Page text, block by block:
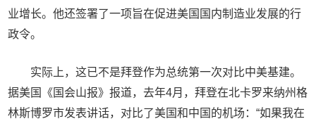
业增长。他还签署了一项旨在促进美国国内制造业发展的行
政令。
实际上，这已不是拜登作为总统第一次对比中美基建。
据美国《国会山报》报道，去年4月，拜登在北卡罗来纳州格
林斯博罗市发表讲话，对比了美国和中国的机场：“如果我在